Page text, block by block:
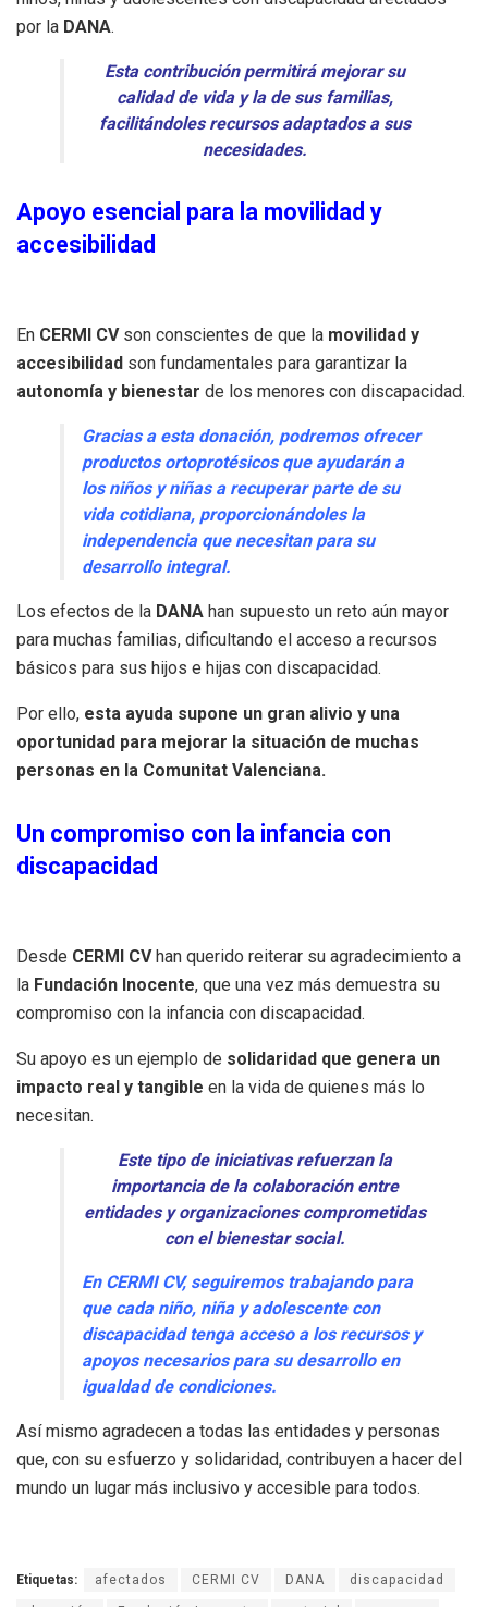
por la DANA.
Esta contribución permitirá mejorar su
calidad de vida y la de sus familias,
facilitándoles recursos adaptados a sus
necesidades.
Apoyo esencial para la movilidad y
accesibilidad
En CERMI CVson conscientes de que la movilidad y
accesibilidad son fundamentales para garantizar la
autonomía y bienestar de los menores con discapacidad.
Gracias a esta donación, podremos ofrecer
productos ortoprotésicos que ayudarán a
los niños y niñas a recuperar parte de su
vida cotidiana, proporcionándoles la
independencia que necesitan para su
desarrollo integral.
Los efectos de la DANA han supuesto un reto aún mayor
para muchas familias, dificultando el acceso a recursos
básicos para sus hijos e hijas con discapacidad.
Por ello, esta ayuda supone un gran alivio y una
oportunidad para mejorar la situación de muchas
personas en la Comunitat Valenciana.
Un compromiso con la infancia con
discapacidad
Desde CERMI CVhan querido reiterar su agradecimiento a
la Fundación Inocente, que una vez más demuestra su
compromiso con la infancia con discapacidad.
Su apoyo es un ejemplo de solidaridad que genera un
impacto real y tangible en la vida de quienes más lo
necesitan.
Este tipo de iniciativas refuerzan la
importancia de la colaboración entre
entidades y organizaciones comprometidas
con el bienestar social.
En CERMI CV, seguiremos trabajando para
que cada niño, niña y adolescente con
discapacidad tenga acceso a los recursos y
apoyos necesarios para su desarrollo en
igualdad de condiciones.
Así mismo agradecen a todas las entidades y personas
que, con su esfuerzo y solidaridad, contribuyen a hacer del
mundo un lugar más inclusivo y accesible para todos.
Etiquetas: afectados CERMI CV DANA discapacidad